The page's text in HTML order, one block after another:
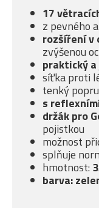
17
z pevného
rozšíření v
zvýšenou
praktický
síťka proti
tenký
s
držák pro
pojistkou
možnost
splňuje
hmotnost:
barva: